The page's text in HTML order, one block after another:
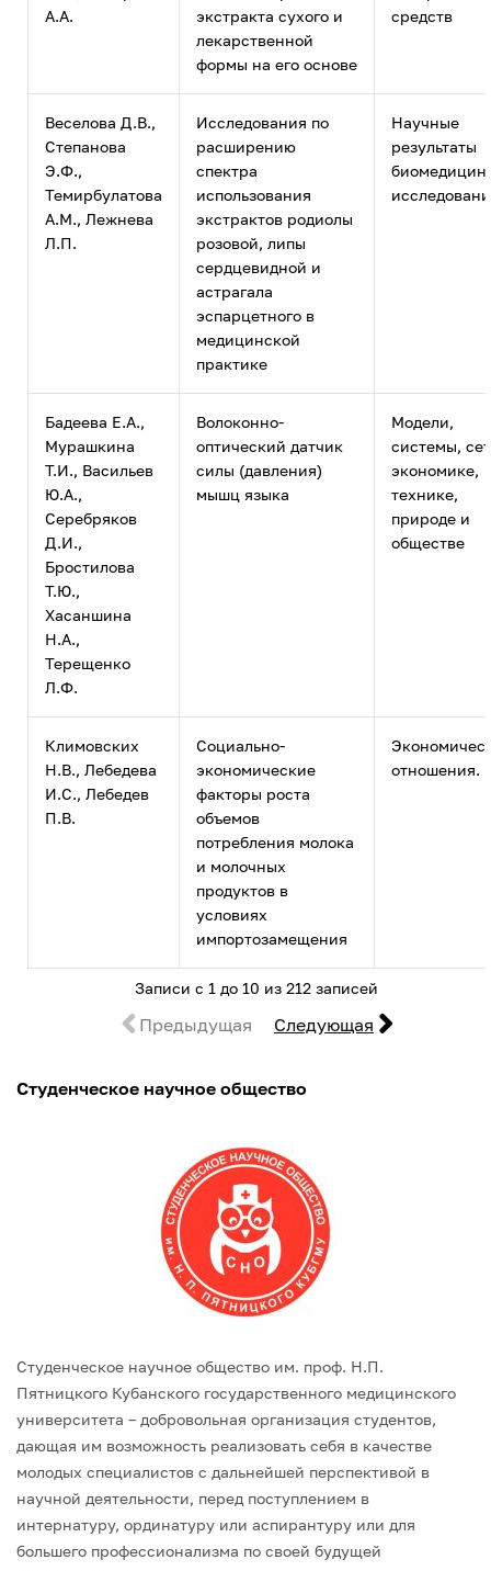
А.А.
экстракта сухого и
лекарственной
формы на его основе
средств
Веселова Д.В.,
Степанова
Э.Ф.,
Темирбулатова
А.М., Лежнева
Л.П.
Исследования по
расширению
спектра
использования
экстрактов родиолы
розовой, липы
сердцевидной и
астрагала
эспарцетного в
медицинской
практике
Научные
результаты
Бадеева Е.А.,
Мурашкина
Т.И., Васильев
Ю.А.,
Серебряков
Д.И.,
Бростилова
Т.Ю.,
Хасаншина
Н.А.,
Терещенко
Л.Ф.
Волоконно-
оптический датчик
силы (давления)
мышц языка
Модели,
системы,
экономике,
технике,
природе и
обществе
Климовских
Н.В., Лебедева
И.С., Лебедев
П.В.
Социально-
экономические
факторы роста
объемов
потребления молока
и молочных
продуктов в
условиях
импортозамещения
отношения.
Записи с 1 до 10 из 212 записей
Предыдущая Следующая
Студенческое научное общество
Студенческое научное общество им. проф. Н.П.
Пятницкого Кубанского государственного медицинского
университета – добровольная организация студентов,
дающая им возможность реализовать себя в качестве
молодых специалистов с дальнейшей перспективой в
научной деятельности, перед поступлением в
интернатуру, ординатуру или аспирантуру или для
большего профессионализма по своей будущей